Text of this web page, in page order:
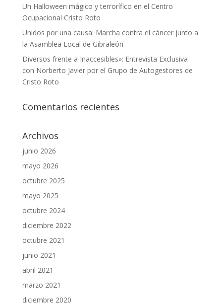
Un Halloween mágico y terrorífico en el Centro
Ocupacional Cristo Roto
Unidos por una causa: Marcha contra el cáncer junto a
la Asamblea Local de Gibraleón
Diversos frente a Inaccesibles»: Entrevista Exclusiva
con Norberto Javier por el Grupo de Autogestores de
Cristo Roto
Comentarios recientes
Archivos
junio 2026
mayo 2026
octubre 2025
mayo 2025
octubre 2024
diciembre 2022
octubre 2021
junio 2021
abril 2021
marzo 2021
diciembre 2020